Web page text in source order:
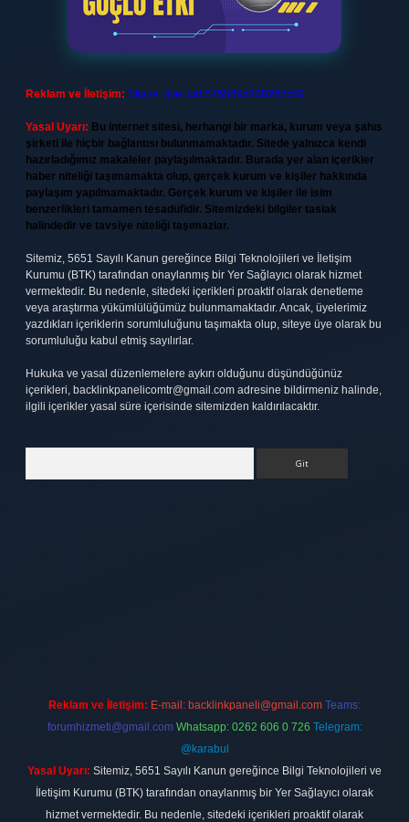
Reklam ve İletişim: Skype: live:.cid.575569c608265c69
Yasal Uyarı: Bu internet sitesi, herhangi bir marka, kurum veya şahıs
şirketi ile hiçbir bağlantısı bulunmamaktadır. Sitede yalnızca kendi
hazırladığımız makaleler paylaşılmaktadır. Burada yer alan içerikler
haber niteliği taşımamakta olup, gerçek kurum ve kişiler hakkında
paylaşım yapılmamaktadır. Gerçek kurum ve kişiler ile isim
benzerlikleri tamamen tesadüfidir. Sitemizdeki bilgiler taslak
halindedir ve tavsiye niteliği taşımazlar.
Sitemiz, 5651 Sayılı Kanun gereğince Bilgi Teknolojileri ve İletişim
Kurumu (BTK) tarafından onaylanmış bir Yer Sağlayıcı olarak hizmet
vermektedir. Bu nedenle, sitedeki içerikleri proaktif olarak denetleme
veya araştırma yükümlülüğümüz bulunmamaktadır. Ancak, üyelerimiz
yazdıkları içeriklerin sorumluluğunu taşımakta olup, siteye üye olarak bu
sorumluluğu kabul etmiş sayılırlar.
Hukuka ve yasal düzenlemelere aykırı olduğunu düşündüğünüz
içerikleri, backlinkpanelicomtr@gmail.com adresine bildirmeniz halinde,
ilgili içerikler yasal süre içerisinde sitemizden kaldırılacaktır.
Reklam ve İletişim: E-mail: backlinkpaneli@gmail.com Teams:
forumhizmeti@gmail.com Whatsapp: 0262 606 0 726 Telegram:
@karabul
Yasal Uyarı: Sitemiz, 5651 Sayılı Kanun gereğince Bilgi Teknolojileri ve
İletişim Kurumu (BTK) tarafından onaylanmış bir Yer Sağlayıcı olarak
hizmet vermektedir. Bu nedenle, sitedeki içerikleri proaktif olarak